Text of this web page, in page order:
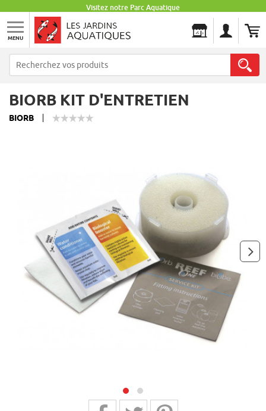
Visitez notre Parc Aquatique
MENU
BIORB KIT D'ENTRETIEN
BIORB
Partager sur Facebook
Partager sur Twitter
Partager sur Pinterest